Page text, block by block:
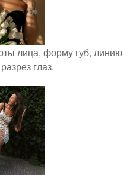
лица, форму губ, линию
глаз.